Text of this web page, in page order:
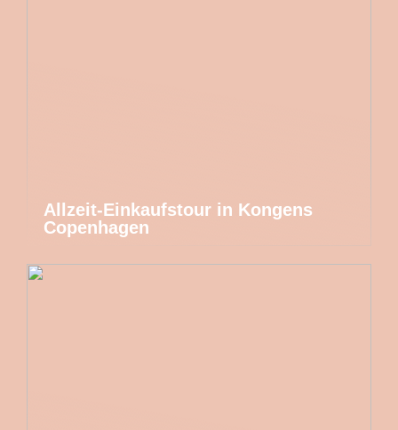
Allzeit-Einkaufstour in Kongens
Copenhagen